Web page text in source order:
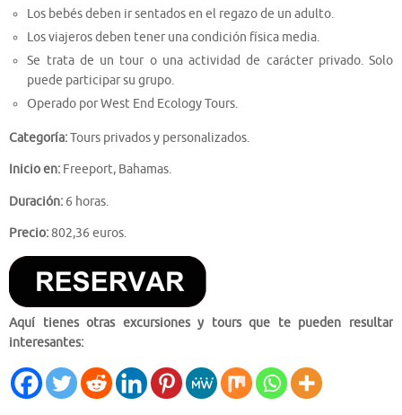
Los bebés deben ir sentados en el regazo de un adulto.
Los viajeros deben tener una condición física media.
Se trata de un tour o una actividad de carácter privado. Solo
puede participar su grupo.
Operado por West End Ecology Tours.
Categoría:Tours privados y personalizados.
Inicio en: Freeport, Bahamas.
Duración: 6 horas.
Precio:802,36 euros.
Aquí tienes otras excursiones y tours que te pueden resultar
interesantes: